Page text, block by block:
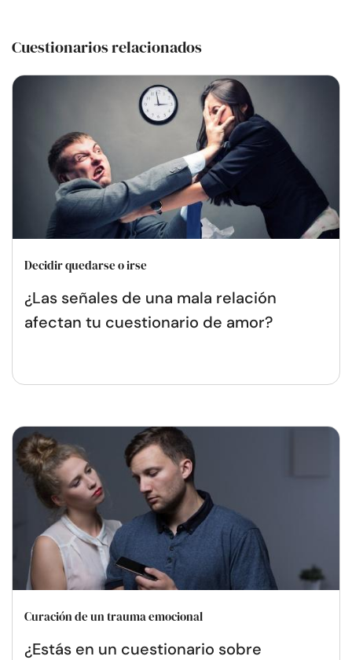
Cuestionarios relacionados
Decidir quedarse o irse
¿Las señales de una mala relación
afectan tu cuestionario de amor?
Curación de un trauma emocional
¿Estás en un cuestionario sobre